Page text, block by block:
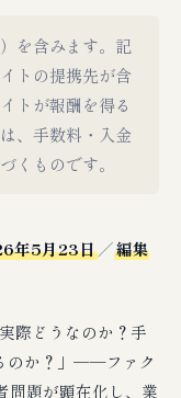
を含みます。記
トの提携先が含
トが報酬を得る
、手数料・入金
くものです。
年5月23日／編集
際どうなのか？手
のか？」──ファク
問題が顕在化し、業